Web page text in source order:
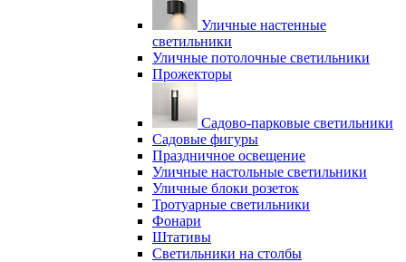
Уличные настенные
светильники
Уличные потолочные светильники
Прожекторы
Садово-парковые светильники
Садовые фигуры
Праздничное освещение
Уличные настольные светильники
Уличные блоки розеток
Тротуарные светильники
Фонари
Штативы
Светильники на столбы